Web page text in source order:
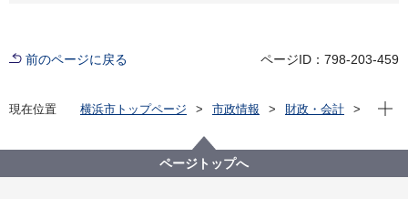
前のページに戻る ページID：798-203-459
現在位置 横浜市トップページ 市政情報
財政・会計
現在
ページトップへ